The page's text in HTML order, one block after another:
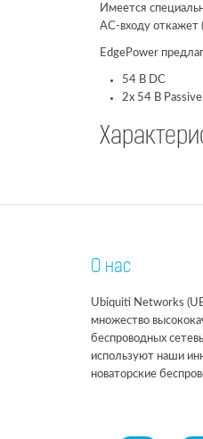
Имеется
AC-входу откажет
EdgePower
54 В DC
2х 54 В Passive
О нас
Ubiquiti Networks
множество
беспроводных
используют наши
новаторские